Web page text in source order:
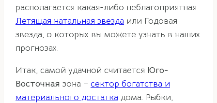
располагается какая-либо неблагоприятная
Летящая натальная звезда или Годовая
звезда, о которых вы можете узнать в наших
прогнозах.
Итак, самой удачной считается Юго-
Восточная зона – сектор богатства и
материального достатка дома. Рыбки,